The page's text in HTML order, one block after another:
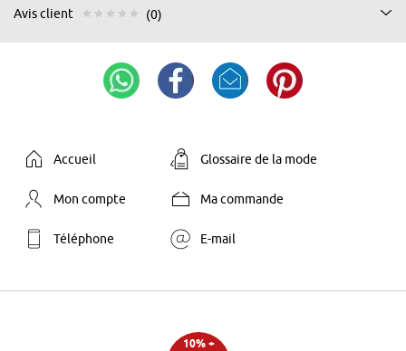
Avis client (0)
Accueil Glossaire de la mode
Mon compte Ma commande
Téléphone E-mail
10% +